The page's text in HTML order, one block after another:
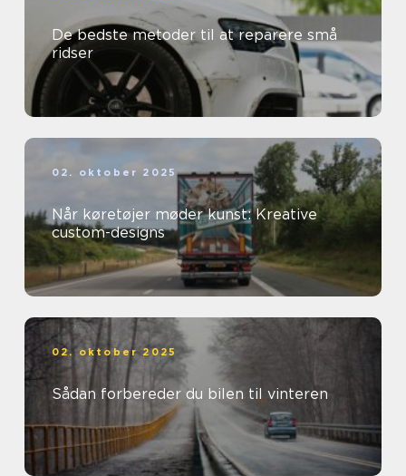
De bedste metoder til at reparere små
ridser
02. oktober 2025
Når køretøjer møder kunst: Kreative
custom-designs
02. oktober 2025
Sådan forbereder du bilen til vinteren